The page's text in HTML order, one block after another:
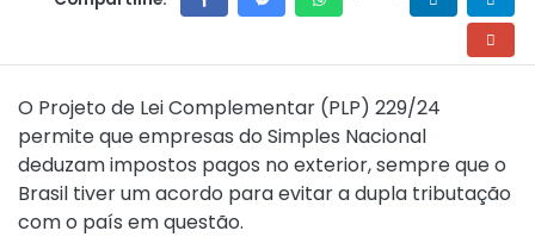
O Projeto de Lei Complementar (PLP) 229/24
permite que empresas do Simples Nacional
deduzam impostos pagos no exterior, sempre que o
Brasil tiver um acordo para evitar a dupla tributação
com o país em questão.